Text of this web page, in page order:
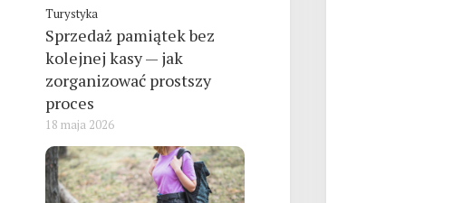
Turystyka
Sprzedaż pamiątek bez
kolejnej kasy — jak
zorganizować prostszy
proces
18 maja 2026